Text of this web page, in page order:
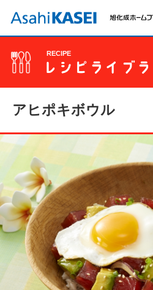
RECIPE
アヒポキボウル